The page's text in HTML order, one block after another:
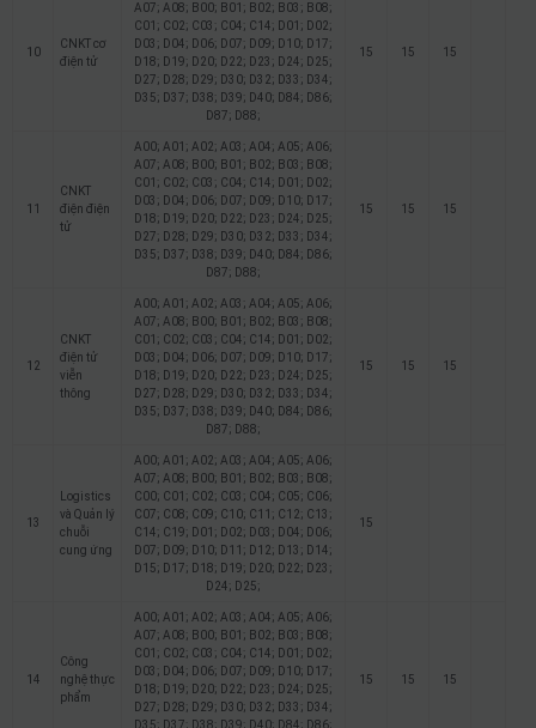
10
CNKT cơ
điện tử
A07; A08; B00; B01; B02; B03; B08;
C01; C02; C03; C04; C14; D01; D02;
D03; D04; D06; D07; D09; D10; D17;
D18; D19; D20; D22; D23; D24; D25;
D27; D28; D29; D30; D32; D33; D34;
D35; D37; D38; D39; D40; D84; D86;
D87; D88;
15 15 15
11
CNKT
điện điện
tử
A00; A01; A02; A03; A04; A05; A06;
A07; A08; B00; B01; B02; B03; B08;
C01; C02; C03; C04; C14; D01; D02;
D03; D04; D06; D07; D09; D10; D17;
D18; D19; D20; D22; D23; D24; D25;
D27; D28; D29; D30; D32; D33; D34;
D35; D37; D38; D39; D40; D84; D86;
D87; D88;
15 15 15
12
CNKT
điện tử
viễn
thông
A00; A01; A02; A03; A04; A05; A06;
A07; A08; B00; B01; B02; B03; B08;
C01; C02; C03; C04; C14; D01; D02;
D03; D04; D06; D07; D09; D10; D17;
D18; D19; D20; D22; D23; D24; D25;
D27; D28; D29; D30; D32; D33; D34;
D35; D37; D38; D39; D40; D84; D86;
D87; D88;
15 15 15
13
Logistics
và Quản lý
chuỗi
cung ứng
A00; A01; A02; A03; A04; A05; A06;
A07; A08; B00; B01; B02; B03; B08;
C00; C01; C02; C03; C04; C05; C06;
C07; C08; C09; C10; C11; C12; C13;
C14; C19; D01; D02; D03; D04; D06;
D07; D09; D10; D11; D12; D13; D14;
D15; D17; D18; D19; D20; D22; D23;
D24; D25;
15
14
Công
nghệ thực
phẩm
A00; A01; A02; A03; A04; A05; A06;
A07; A08; B00; B01; B02; B03; B08;
C01; C02; C03; C04; C14; D01; D02;
D03; D04; D06; D07; D09; D10; D17;
D18; D19; D20; D22; D23; D24; D25;
D27; D28; D29; D30; D32; D33; D34;
D35; D37; D38; D39; D40; D84; D86;
15 15 15